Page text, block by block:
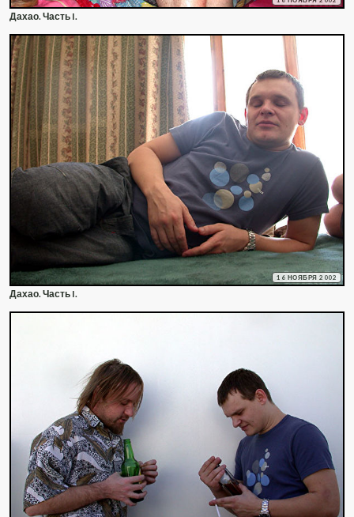
Дахао. Часть I.
16 НОЯБРЯ 2002
Дахао. Часть I.